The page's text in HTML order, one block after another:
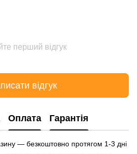
перший відгук
відгук
Оплата Гарантія
— безкоштовно протягом 1-3 дні